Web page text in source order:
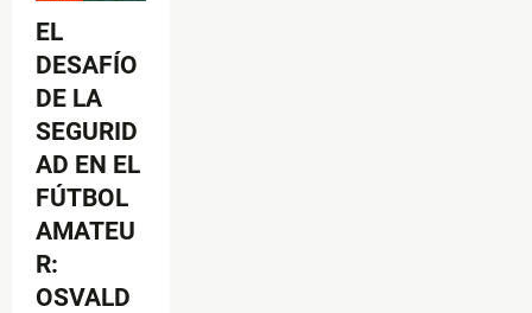
EL
DESAFÍO
DE LA
SEGURID
AD EN EL
FÚTBOL
AMATEU
R:
OSVALD